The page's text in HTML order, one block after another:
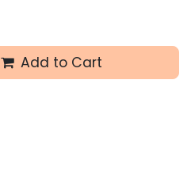
Add to Cart